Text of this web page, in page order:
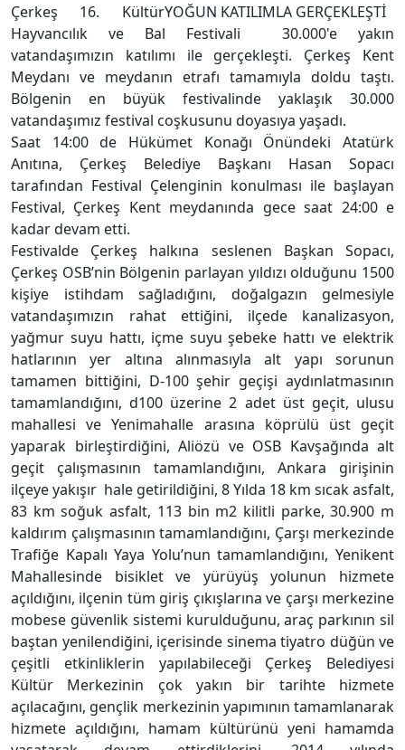
Çerkeş 16. Kültür
Hayvancılık ve Bal Festivali 30.000'e yakın
vatandaşımızın katılımı ile gerçekleşti. Çerkeş Kent
Meydanı ve meydanın etrafı tamamıyla doldu taştı.
Bölgenin en büyük festivalinde yaklaşık 30.000
vatandaşımız festival coşkusunu doyasıya yaşadı.
Saat 14:00 de Hükümet Konağı Önündeki Atatürk
Anıtına, Çerkeş Belediye Başkanı Hasan Sopacı
tarafından Festival Çelenginin konulması ile başlayan
Festival, Çerkeş Kent meydanında gece saat 24:00 e
kadar devam etti.
Festivalde Çerkeş halkına seslenen Başkan Sopacı,
Çerkeş OSB’nin Bölgenin parlayan yıldızı olduğunu 1500
kişiye istihdam sağladığını, doğalgazın gelmesiyle
vatandaşımızın rahat ettiğini, ilçede kanalizasyon,
yağmur suyu hattı, içme suyu şebeke hattı ve elektrik
hatlarının yer altına alınmasıyla alt yapı sorunun
tamamen bittiğini, D-100 şehir geçişi aydınlatmasının
tamamlandığını, d100 üzerine 2 adet üst geçit, ulusu
mahallesi ve Yenimahalle arasına köprülü üst geçit
yaparak birleştirdiğini, Aliözü ve OSB Kavşağında alt
geçit çalışmasının tamamlandığını, Ankara girişinin
ilçeye yakışır hale getirildiğini, 8 Yılda 18 km sıcak asfalt,
83 km soğuk asfalt, 113 bin m2 kilitli parke, 30.900 m
kaldırım çalışmasının tamamlandığını, Çarşı merkezinde
Trafiğe Kapalı Yaya Yolu’nun tamamlandığını, Yenikent
Mahallesinde bisiklet ve yürüyüş yolunun hizmete
açıldığını, ilçenin tüm giriş çıkışlarına ve çarşı merkezine
mobese güvenlik sistemi kurulduğunu, araç parkının sil
baştan yenilendiğini, içerisinde sinema tiyatro düğün ve
çeşitli etkinliklerin yapılabileceği Çerkeş Belediyesi
Kültür Merkezinin çok yakın bir tarihte hizmete
açılacağını, gençlik merkezinin yapımının tamamlanarak
hizmete açıldığını, hamam kültürünü yeni hamamda